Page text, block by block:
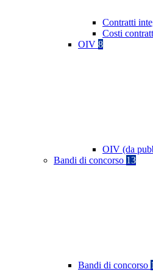
Contratti
Costi
OIV 8
OIV (da
Bandi di concorso 13
Bandi di concorso